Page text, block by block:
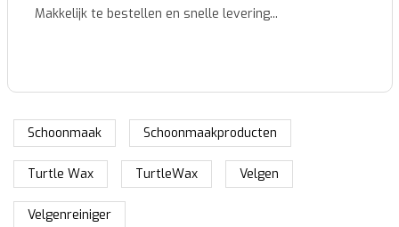
snelle levering...
Zeer vlug geleverd en
Schoonmaak Schoonmaakproducten
Turtle Wax TurtleWax Velgen
Velgenreiniger